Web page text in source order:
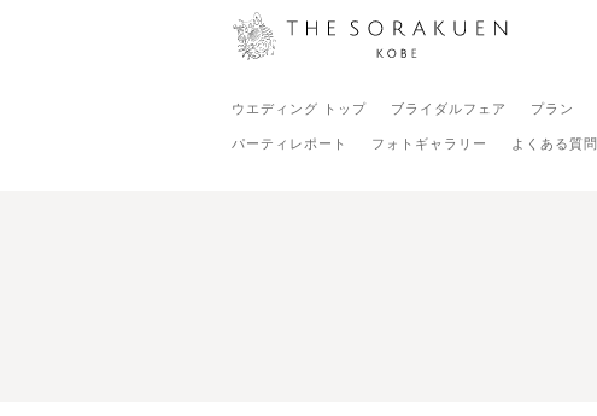
ウエディング トップ ブライダルフェア プラン
パーティレポート フォトギャラリー よくある質問